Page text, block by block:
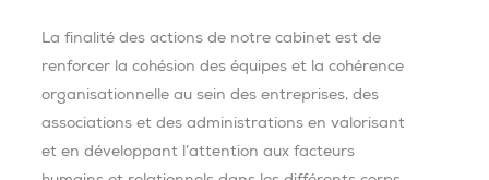
La finalité des actions de notre cabinet est de
renforcer la cohésion des équipes et la cohérence
organisationnelle au sein des entreprises, des
associations et des administrations en valorisant
et en développant l’attention aux facteurs